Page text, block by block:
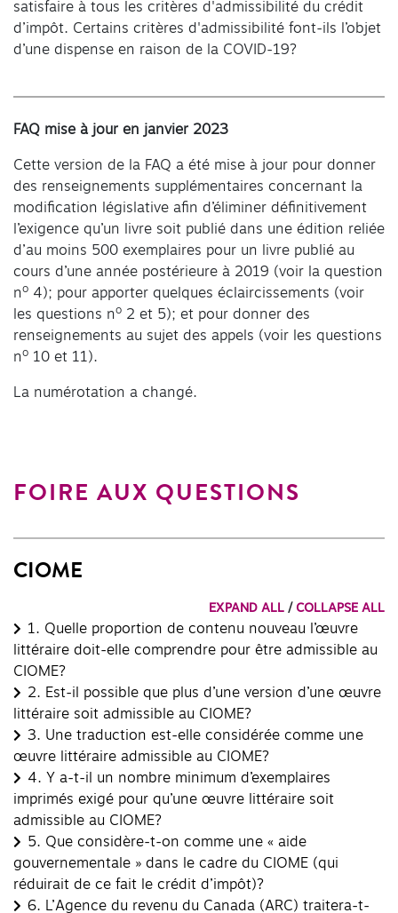
satisfaire à tous les critères d'admissibilité du crédit
d’impôt. Certains critères d'admissibilité font-ils l’objet
d’une dispense en raison de la COVID-19?
FAQ mise à jour en janvier 2023
Cette version de la FAQ a été mise à jour pour donner
des renseignements supplémentaires concernant la
modification législative afin d’éliminer définitivement
l’exigence qu’un livre soit publié dans une édition reliée
d’au moins 500 exemplaires pour un livre publié au
cours d’une année postérieure à 2019 (voir la question
no 4); pour apporter quelques éclaircissements (voir
les questions no 2 et 5); et pour donner des
renseignements au sujet des appels (voir les questions
no 10 et 11).
La numérotation a changé.
FOIRE AUX QUESTIONS
CIOME
EXPAND ALL / COLLAPSE ALL
1. Quelle proportion de contenu nouveau l’œuvre
littéraire doit-elle comprendre pour être admissible au
CIOME?
2. Est-il possible que plus d’une version d’une œuvre
littéraire soit admissible au CIOME?
3. Une traduction est-elle considérée comme une
œuvre littéraire admissible au CIOME?
4. Y a-t-il un nombre minimum d’exemplaires
imprimés exigé pour qu’une œuvre littéraire soit
admissible au CIOME?
5. Que considère-t-on comme une « aide
gouvernementale » dans le cadre du CIOME (qui
réduirait de ce fait le crédit d’impôt)?
6. L’Agence du revenu du Canada (ARC) traitera-t-